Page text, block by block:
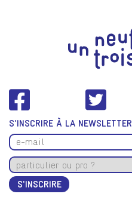
S'INSCRIRE À LA NEWSLETTER
S'INSCRIRE